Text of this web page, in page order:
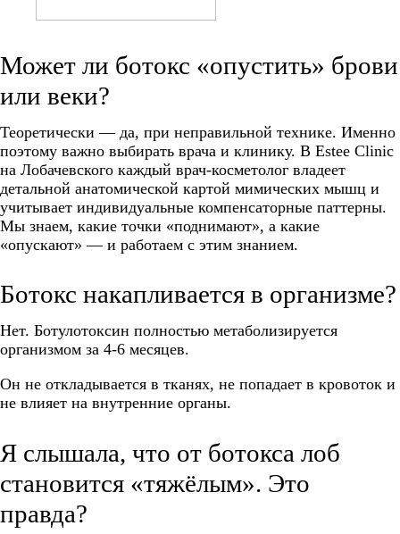
Может ли ботокс «опустить» брови
или веки?
Теоретически — да, при неправильной технике. Именно
поэтому важно выбирать врача и клинику. В Estee Clinic
на Лобачевского каждый врач-косметолог владеет
детальной анатомической картой мимических мышц и
учитывает индивидуальные компенсаторные паттерны.
Мы знаем, какие точки «поднимают», а какие
«опускают» — и работаем с этим знанием.
Ботокс накапливается в организме?
Нет. Ботулотоксин полностью метаболизируется
организмом за 4-6 месяцев.
Он не откладывается в тканях, не попадает в кровоток и
не влияет на внутренние органы.
Я слышала, что от ботокса лоб
становится «тяжёлым». Это
правда?